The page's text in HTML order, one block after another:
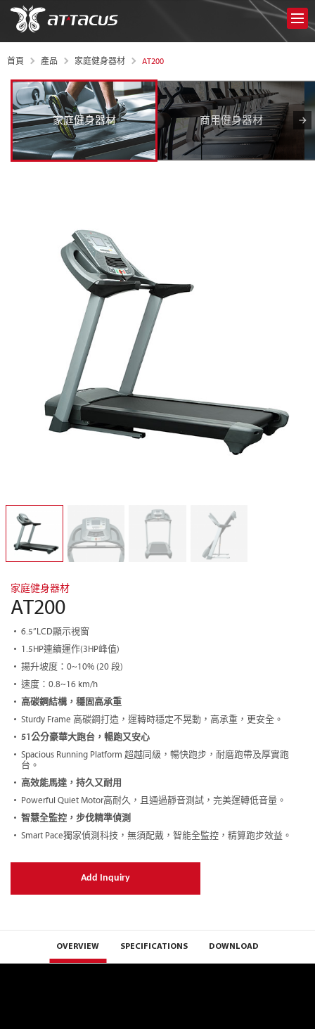
首頁 產品 家庭健身器材 AT200
家庭健身器材 商用健身器材
家庭健身器材
AT200
6.5”LCD顯示視窗
1.5HP連續運作(3HP峰值)
揚升坡度：0~10% (20 段)
速度：0.8~16 km/h
高碳鋼結構，穩固高承重
Sturdy Frame 高碳鋼打造，運轉時穩定不晃動，高承重，更安全。
51公分豪華大跑台，暢跑又安心
Spacious Running Platform 超越同級，暢快跑步，耐磨跑帶及厚實跑
台。
高效能馬達，持久又耐用
Powerful Quiet Motor高耐久，且通過靜音測試，完美運轉低音量。
智慧全監控，步伐精準偵測
Smart Pace獨家偵測科技，無須配戴，智能全監控，精算跑步效益。
Add Inquiry
OVERVIEW SPECIFICATIONS DOWNLOAD